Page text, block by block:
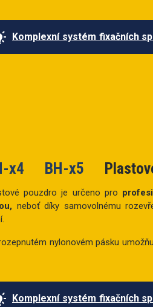
Komplexní systém fixačních
x4 BH-x5
pouzdro je určeno pro
neboť díky samovolnému
nylonovém pásku
Komplexní systém fixačních